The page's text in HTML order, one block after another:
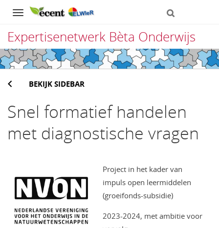
Navigation
Expertisenetwerk Bèta Onderwijs
Direct
naar
het
inhoud
BEKIJK SIDEBAR
Snel formatief handelen
met diagnostische vragen
Project in het kader van
impuls open leermiddelen
(groeifonds-subsidie)
2023-2024, met ambitie voor